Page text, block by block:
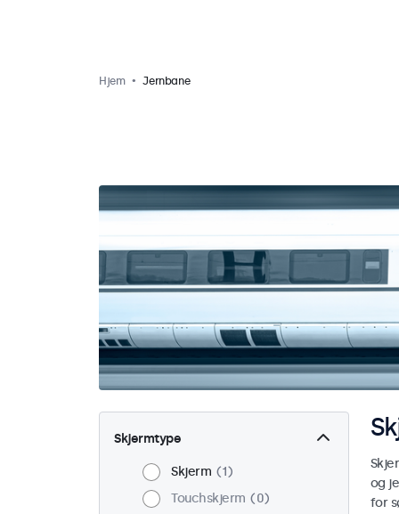
Hjem Jernbane
Skjermtype
Skjerm
1
Touchskjerm
0
og
for